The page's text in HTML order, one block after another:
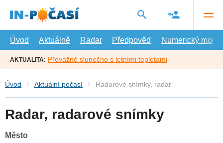
hlavní
Úvod
Aktuálně Radar Předpověď Numerický model
AKTUALITA: Převážně slunečno s letními teplotami
Úvod Aktuální počasí Radarové snímky, radar
Radar, radarové snímky
Město